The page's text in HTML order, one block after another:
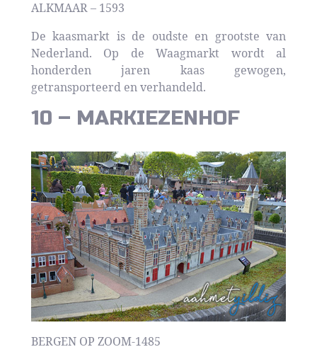
ALKMAAR – 1593
De kaasmarkt is de oudste en grootste van
Nederland. Op de Waagmarkt wordt al
honderden jaren kaas gewogen,
getransporteerd en verhandeld.
10 – MARKIEZENHOF
BERGEN OP ZOOM-1485